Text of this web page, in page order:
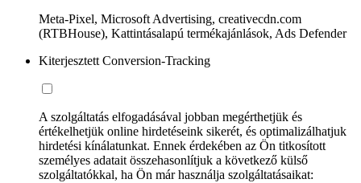
Meta-Pixel, Microsoft Advertising, creativecdn.com
(RTBHouse), Kattintásalapú termékajánlások, Ads Defender
Kiterjesztett Conversion-Tracking
A szolgáltatás elfogadásával jobban megérthetjük és
értékelhetjük online hirdetéseink sikerét, és optimalizálhatjuk
hirdetési kínálatunkat. Ennek érdekében az Ön titkosított
személyes adatait összehasonlítjuk a következő külső
szolgáltatókkal, ha Ön már használja szolgáltatásaikat: